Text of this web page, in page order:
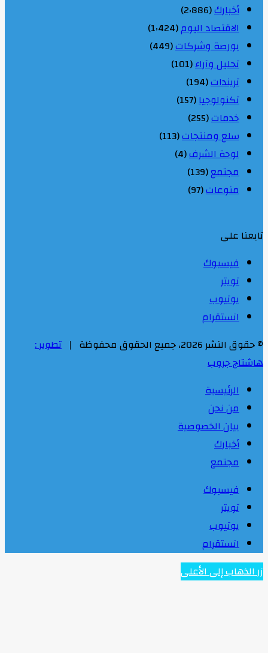
أخبارك(2٬886)
الاقتصاد اليوم(1٬424)
بورصة وشركات(449)
تحليل وآراء(101)
تريندات(194)
تكنولوجيا(157)
خدمات(255)
سلع ومنتجات(113)
لوحة الشرف(4)
مجتمع(139)
منوعات(97)
تابعنا على
فيسبوك
تويتر
يوتيوب
انستقرام
© حقوق النشر 2026، جميع الحقوق محفوظة |
تطوير :
هاشتاج جروب
الرئيسية
من نحن
بيان الخصوصية
أخبارك
مجتمع
فيسبوك
تويتر
يوتيوب
انستقرام
زر الذهاب إلى الأعلى